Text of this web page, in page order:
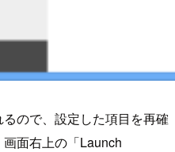
ので、設定した項目を再確
面右上の「Launch